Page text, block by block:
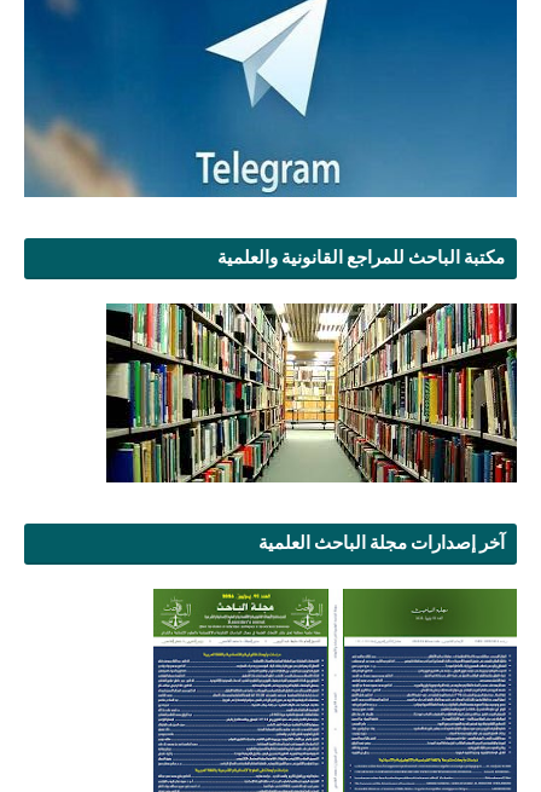
مكتبة الباحث للمراجع القانونية والعلمية
آخر إصدارات مجلة الباحث العلمية